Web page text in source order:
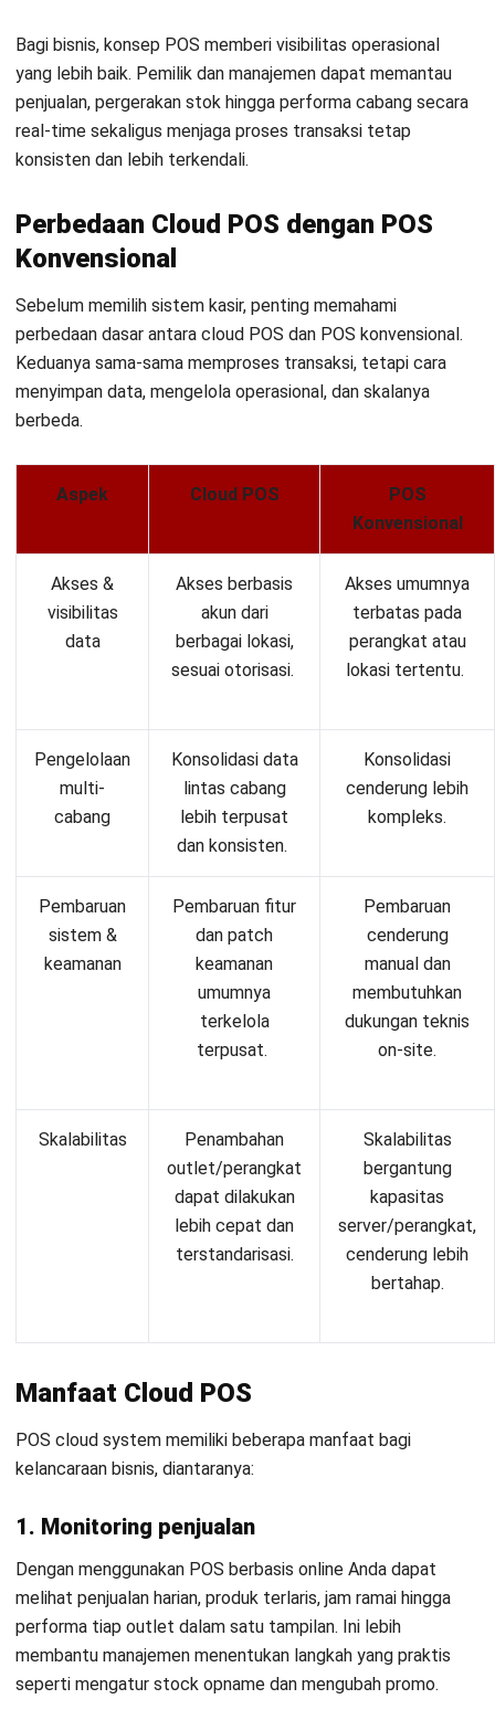
Bagi bisnis, konsep POS memberi visibilitas operasional
yang lebih baik. Pemilik dan manajemen dapat memantau
penjualan, pergerakan stok hingga performa cabang secara
real-time sekaligus menjaga proses transaksi tetap
konsisten dan lebih terkendali.
Perbedaan Cloud POS dengan POS
Konvensional
Sebelum memilih sistem kasir, penting memahami
perbedaan dasar antara cloud POS dan POS konvensional.
Keduanya sama-sama memproses transaksi, tetapi cara
menyimpan data, mengelola operasional, dan skalanya
berbeda.
Aspek Cloud POS
POS
Konvensional
Akses &
visibilitas
data
Akses berbasis
akun dari
berbagai lokasi,
sesuai otorisasi.
Akses umumnya
terbatas pada
perangkat atau
lokasi tertentu.
Pengelolaan
multi-
cabang
Konsolidasi data
lintas cabang
lebih terpusat
dan konsisten.
Konsolidasi
cenderung lebih
kompleks.
Pembaruan
sistem &
keamanan
Pembaruan fitur
dan patch
keamanan
umumnya
terkelola
terpusat.
Pembaruan
cenderung
manual dan
membutuhkan
dukungan teknis
on-site.
Skalabilitas
Penambahan
outlet/perangkat
dapat dilakukan
lebih cepat dan
terstandarisasi.
Skalabilitas
bergantung
kapasitas
server/perangkat,
cenderung lebih
bertahap.
Manfaat Cloud POS
POS cloud system memiliki beberapa manfaat bagi
kelancaraan bisnis, diantaranya:
1. Monitoring penjualan
Dengan menggunakan POS berbasis online Anda dapat
melihat penjualan harian, produk terlaris, jam ramai hingga
performa tiap outlet dalam satu tampilan. Ini lebih
membantu manajemen menentukan langkah yang praktis
seperti mengatur stock opname dan mengubah promo.